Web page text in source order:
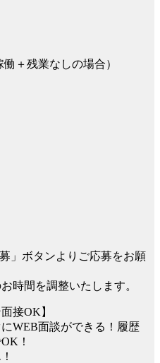
＋残業なしの場合）
」ボタンよりご応募をお願
時間を調整いたします。
接OK】
WEB面談ができる！履歴
！